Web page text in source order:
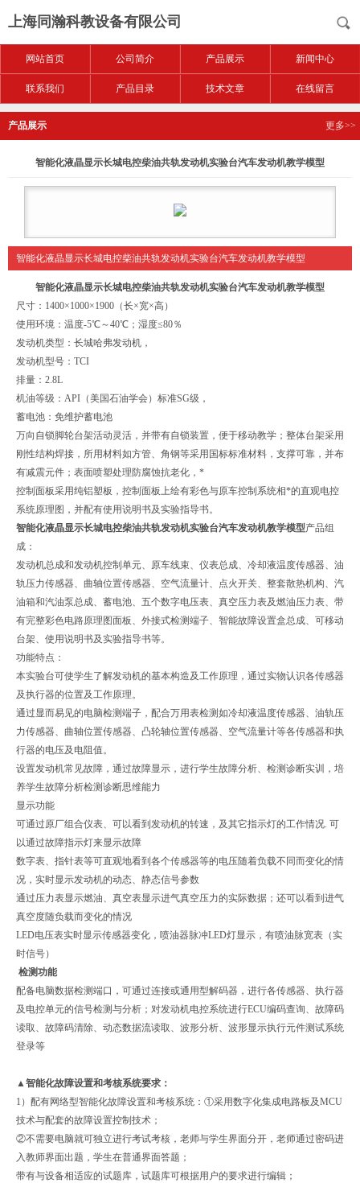
上海同瀚科教设备有限公司
网站首页 公司简介 产品展示 新闻中心
联系我们 产品目录 技术文章 在线留言
产品展示 更多>>
智能化液晶显示长城电控柴油共轨发动机实验台汽车发动机教学模型
智能化液晶显示长城电控柴油共轨发动机实验台汽车发动机教学模型
智能化液晶显示长城电控柴油共轨发动机实验台汽车发动机教学模型
尺寸：1400×1000×1900（长×宽×高）
使用环境：温度-5℃～40℃；湿度≤80％
发动机类型：长城哈弗发动机，
发动机型号：TCI
排量：2.8L
机油等级：API（美国石油学会）标准SG级，
蓄电池：免维护蓄电池
万向自锁脚轮台架活动灵活，并带有自锁装置，便于移动教学；整体台架采用
刚性结构焊接，所用材料如方管、角钢等采用国标标准材料，支撑可靠，并布
有减震元件；表面喷塑处理防腐蚀抗老化，*
控制面板采用纯铝塑板，控制面板上绘有彩色与原车控制系统相*的直观电控
系统原理图，并配有使用说明书及实验指导书。
智能化液晶显示长城电控柴油共轨发动机实验台汽车发动机教学模型产品组
成：
发动机总成和发动机控制单元、原车线束、仪表总成、冷却液温度传感器、油
轨压力传感器、曲轴位置传感器、空气流量计、点火开关、整套散热机构、汽
油箱和汽油泵总成、蓄电池、五个数字电压表、真空压力表及燃油压力表、带
有完整彩色电路原理图面板、外接式检测端子、智能故障设置盒总成、可移动
台架、使用说明书及实验指导书等。
功能特点：
本实验台可使学生了解发动机的基本构造及工作原理，通过实物认识各传感器
及执行器的位置及工作原理。
通过显而易见的电脑检测端子，配合万用表检测如冷却液温度传感器、油轨压
力传感器、曲轴位置传感器、凸轮轴位置传感器、空气流量计等各传感器和执
行器的电压及电阻值。
设置发动机常见故障，通过故障显示，进行学生故障分析、检测诊断实训，培
养学生故障分析检测诊断思维能力
显示功能
可通过原厂组合仪表、可以看到发动机的转速，及其它指示灯的工作情况. 可
以通过故障指示灯来显示故障
数字表、指针表等可直观地看到各个传感器等的电压随着负载不同而变化的情
况，实时显示发动机的动态、静态信号参数
通过压力表显示燃油、真空表显示进气真空压力的实际数据；还可以看到进气
真空度随负载而变化的情况
LED电压表实时显示传感器变化，喷油器脉冲LED灯显示，有喷油脉宽表（实
时信号）
检测功能
配备电脑数据检测端口，可通过连接或通用型解码器，进行各传感器、执行器
及电控单元的信号检测与分析；对发动机电控系统进行ECU编码查询、故障码
读取、故障码清除、动态数据流读取、波形分析、波形显示执行元件测试系统
登录等
▲智能化故障设置和考核系统要求：
1）配有网络型智能化故障设置和考核系统：①采用数字化集成电路板及MCU
技术与配套的故障设置控制技术；
②不需要电脑就可独立进行考试考核，老师与学生界面分开，老师通过密码进
入教师界面出题，学生在普通界面答题；
带有与设备相适应的试题库，试题库可根据用户的要求进行编辑；